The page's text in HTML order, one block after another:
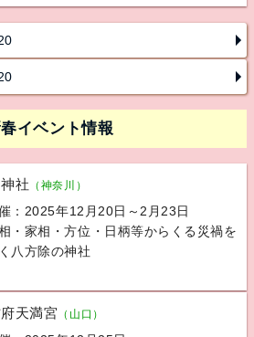
イベント情報
社 （神奈川）
：2025年12月20日～2月23日
・家相・方位・日柄等からくる災禍を
八方除の神社
天満宮 （山口）